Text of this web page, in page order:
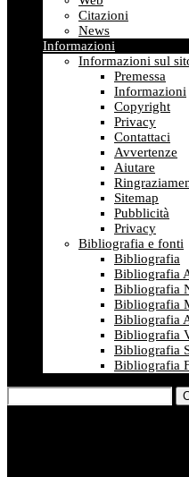
Citazioni
News
Informazioni
Informazioni sul
Premessa
Informazioni
Copyright
Privacy
Contattaci
Avvertenze
Aiutare
Sitemap
Pubblicità
Privacy
Bibliografia e fonti
Bibliografia
Bibliografia
Bibliografia
Bibliografia
Bibliografia
Bibliografia
Bibliografia
Bibliografia